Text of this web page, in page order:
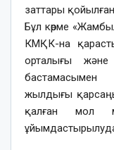
заттары
Бұл көрме
КМҚК-на
орталығы және
жылдығы
қалған мол